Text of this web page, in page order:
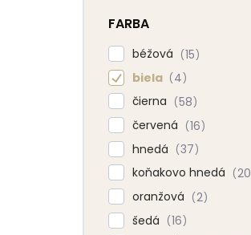
FARBA
béžová
15
biela
4
čierna
58
červená
16
hnedá
37
koňakovo hnedá
20
oranžová
2
šedá
16